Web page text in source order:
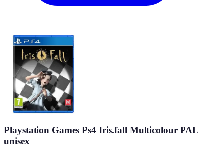
Playstation Games Ps4 Iris.fall Multicolour PAL
unisex